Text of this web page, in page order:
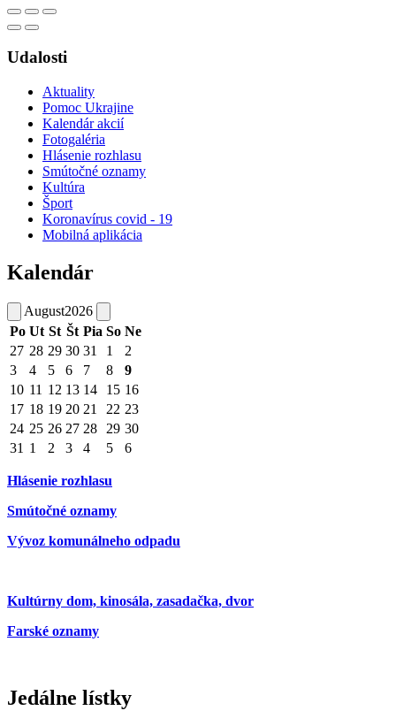
Udalosti
Aktuality
Pomoc Ukrajine
Kalendár akcií
Fotogaléria
Hlásenie rozhlasu
Smútočné oznamy
Kultúra
Šport
Koronavírus covid - 19
Mobilná aplikácia
Kalendár
August2026
Po Ut St Št Pia So Ne
27 28 29 30 31 1
2
3
4 5 6 7 8
9
10 11 12 13 14 15 16
17 18 19 20 21 22 23
24 25 26 27 28 29 30
31 1 2 3 4 5 6
Hlásenie rozhlasu
Smútočné oznamy
Vývoz komunálneho odpadu
Kultúrny dom, kinosála, zasadačka, dvor
Farské oznamy
Jedálne lístky